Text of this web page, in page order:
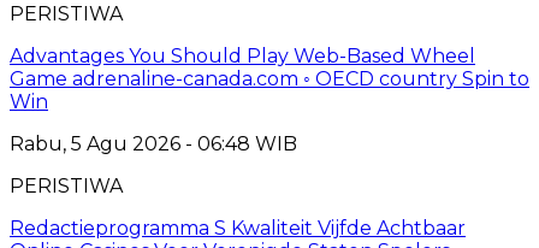
PERISTIWA
Advantages You Should Play Web-Based Wheel
Game adrenaline-canada.com ◦ OECD country Spin to
Win
Rabu, 5 Agu 2026 - 06:48 WIB
PERISTIWA
Redactieprogramma S Kwaliteit Vijfde Achtbaar